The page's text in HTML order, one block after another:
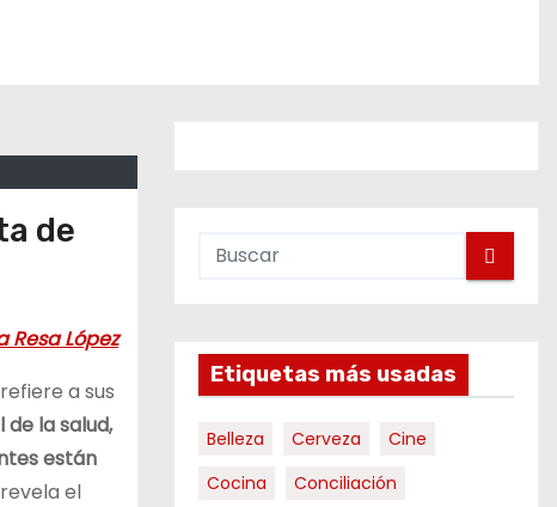
de
Resa López
a sus
la salud,
están
el
Etiquetas más usadas
Belleza Cerveza
Cine
Cocina
Conciliación